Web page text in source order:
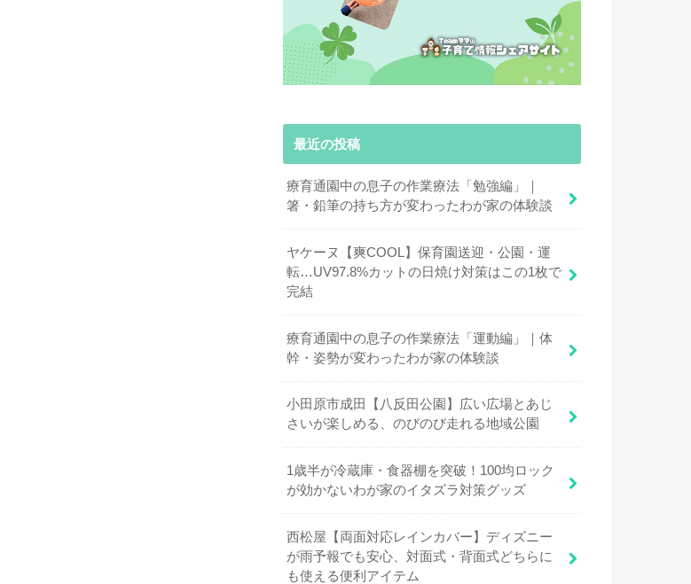
最近の投稿
療育通園中の息子の作業療法「勉強編」｜
箸・鉛筆の持ち方が変わったわが家の体験談
ヤケーヌ【爽COOL】保育園送迎・公園・運
転…UV97.8%カットの日焼け対策はこの1枚で
完結
療育通園中の息子の作業療法「運動編」｜体
幹・姿勢が変わったわが家の体験談
小田原市成田【八反田公園】広い広場とあじ
さいが楽しめる、のびのび走れる地域公園
1歳半が冷蔵庫・食器棚を突破！100均ロック
が効かないわが家のイタズラ対策グッズ
西松屋【両面対応レインカバー】ディズニー
が雨予報でも安心、対面式・背面式どちらに
も使える便利アイテム